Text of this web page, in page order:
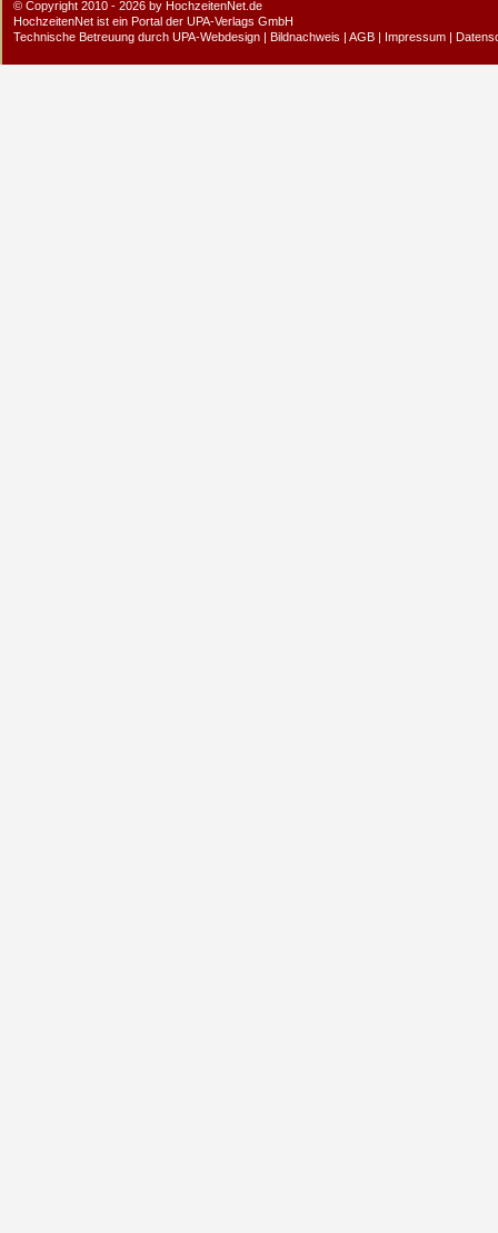
© Copyright 2010 - 2026 by HochzeitenNet.de
HochzeitenNet ist ein Portal der UPA-Verlags GmbH
Technische Betreuung durch UPA-Webdesign | Bildnachweis | AGB | Impressum |